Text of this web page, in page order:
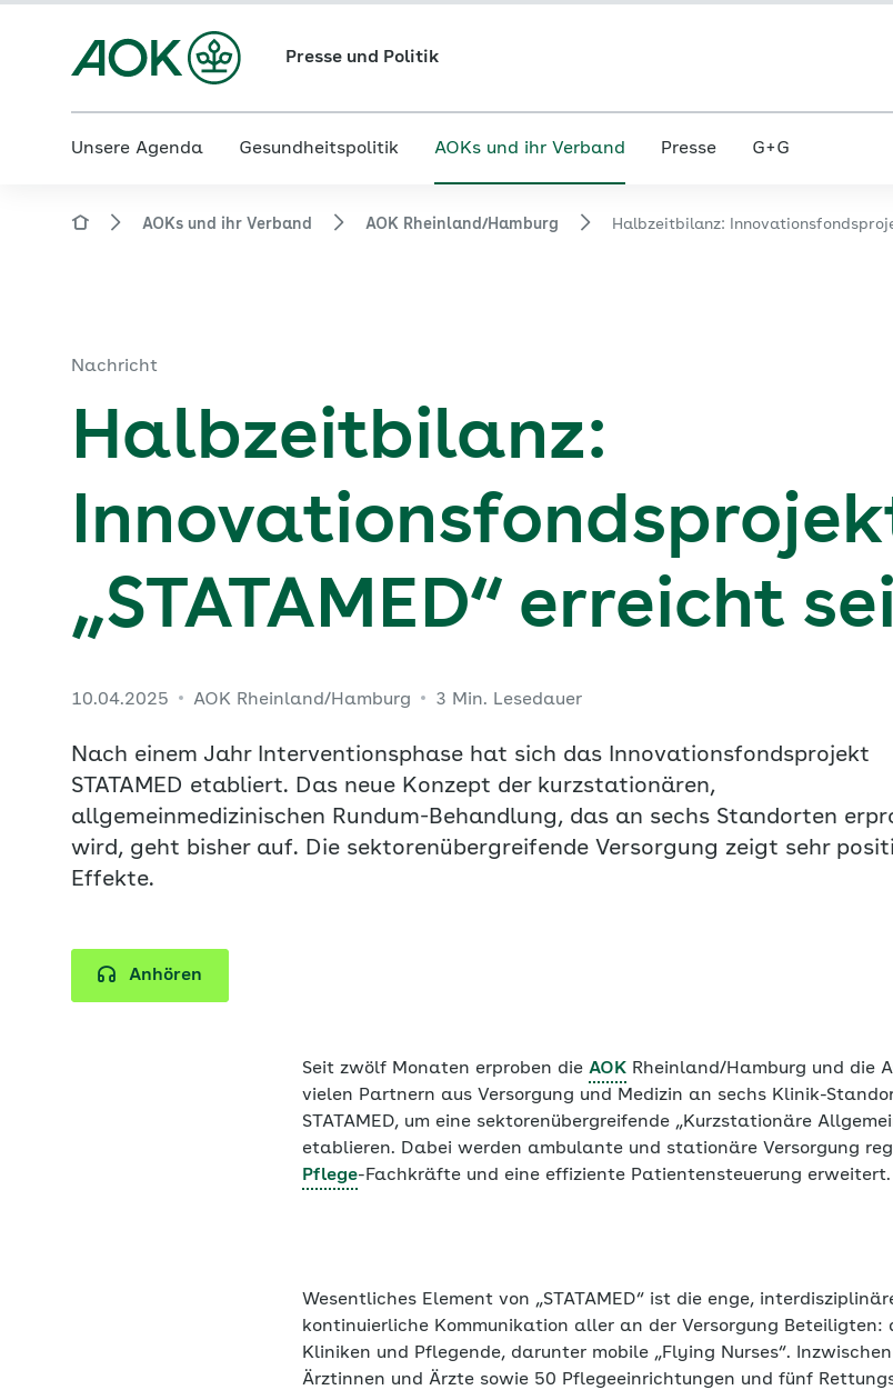
Presse und Politik
Unsere Agenda Gesundheitspolitik AOKs und ihr Verband Presse G+G
AOKs und ihr Verband AOK Rheinland/Hamburg Halbzeitbilanz:
Nachricht
Halbzeitbilanz:
„STATAMED“ erreicht
10.04.2025 AOK Rheinland/Hamburg 3 Min. Lesedauer
Nach einem Jahr Interventionsphase hat sich das Innovationsfondsprojekt
STATAMED etabliert. Das neue Konzept der kurzstationären,
allgemeinmedizinischen Rundum-Behandlung, das an sechs Standorten
wird, geht bisher auf. Die sektorenübergreifende Versorgung zeigt sehr
Effekte.
Anhören
Seit zwölf Monaten erproben die AOK Rheinland/Hamburg und die
vielen Partnern aus Versorgung und Medizin an sechs Klinik-
STATAMED, um eine sektorenübergreifende „Kurzstationäre
etablieren. Dabei werden ambulante und stationäre Versorgung
Pflege-Fachkräfte und eine effiziente Patientensteuerung erweitert.
Wesentliches Element von „STATAMED“ ist die enge,
kontinuierliche Kommunikation aller an der Versorgung
Kliniken und Pflegende, darunter mobile „Flying Nurses“.
Ärztinnen und Ärzte sowie 50 Pflegeeinrichtungen und fünf